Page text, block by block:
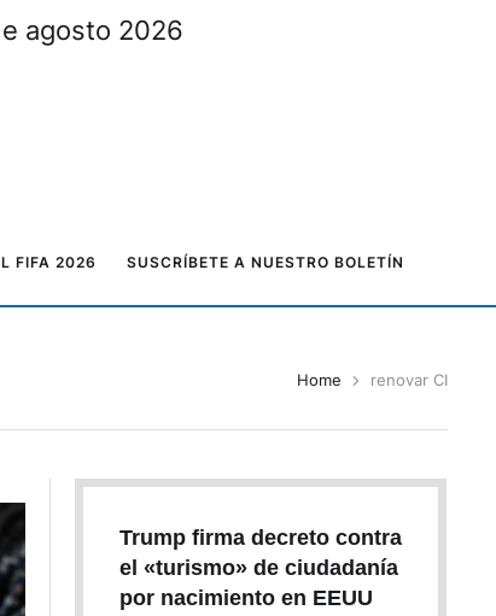
agosto 2026
FIFA 2026 SUSCRÍBETE A NUESTRO BOLETÍN
Home renovar CI
Trump firma decreto contra
el «turismo» de ciudadanía
por nacimiento en EEUU